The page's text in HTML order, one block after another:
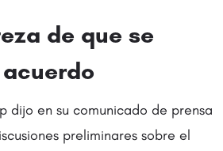
de que se
dijo en su comunicado de prensa
preliminares sobre el